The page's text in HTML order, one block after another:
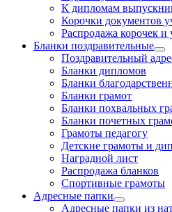
К дипломам
Корочки документов
Распродажа корочек и
Бланки поздравительные
Поздравительный
Бланки дипломов
Бланки
Бланки грамот
Бланки похвальных
Бланки почетных
Грамоты педагогу
Детские грамоты и
Наградной лист
Распродажа бланков
Спортивные грамоты
Адресные папки
Адресные папки из